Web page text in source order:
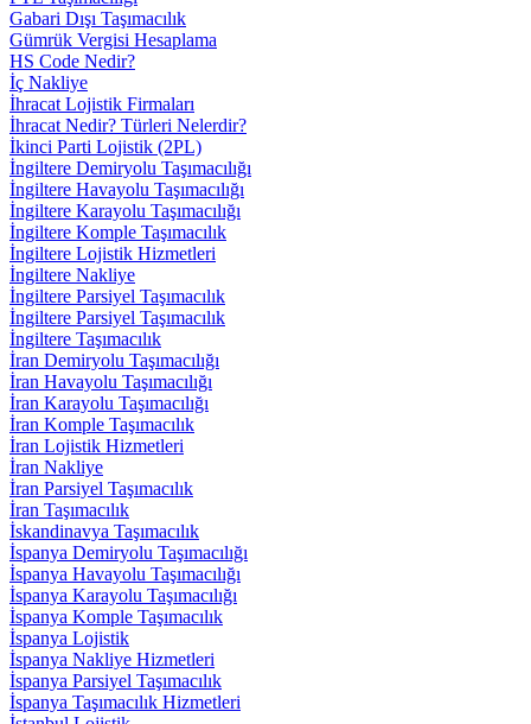
Gabari Dışı Taşımacılık
Gümrük Vergisi Hesaplama
HS Code Nedir?
İç Nakliye
İhracat Lojistik Firmaları
İhracat Nedir? Türleri Nelerdir?
İkinci Parti Lojistik (2PL)
İngiltere Demiryolu Taşımacılığı
İngiltere Havayolu Taşımacılığı
İngiltere Karayolu Taşımacılığı
İngiltere Komple Taşımacılık
İngiltere Lojistik Hizmetleri
İngiltere Nakliye
İngiltere Parsiyel Taşımacılık
İngiltere Parsiyel Taşımacılık
İngiltere Taşımacılık
İran Demiryolu Taşımacılığı
İran Havayolu Taşımacılığı
İran Karayolu Taşımacılığı
İran Komple Taşımacılık
İran Lojistik Hizmetleri
İran Nakliye
İran Parsiyel Taşımacılık
İran Taşımacılık
İskandinavya Taşımacılık
İspanya Demiryolu Taşımacılığı
İspanya Havayolu Taşımacılığı
İspanya Karayolu Taşımacılığı
İspanya Komple Taşımacılık
İspanya Lojistik
İspanya Nakliye Hizmetleri
İspanya Parsiyel Taşımacılık
İspanya Taşımacılık Hizmetleri